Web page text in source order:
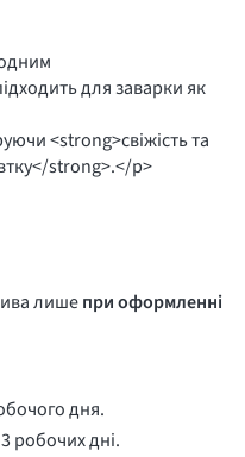
для заварки як
<strong>свіжість та
strong>.</p>
лишепри оформленні
дня.
робочих дні.